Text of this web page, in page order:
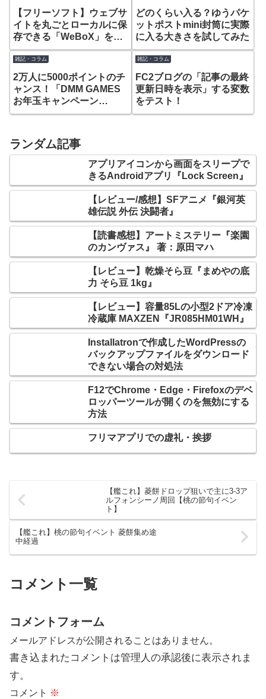
【フリーソフト】ウェブサ
イトを丸ごとローカルに保
存できる「WeBoX」を試
してみた
どのくらい入る？ゆうパケ
ットポストmini封筒に実際
に入る大きさを試してみた
雑記・コラム
2万人に5000ポイントのチ
ャンス！「DMM GAMES
お年玉キャンペーン
(2018)」
雑記・コラム
FC2ブログの「記事の最終
更新日時を表示」する変数
をテスト！
ランダム記事
アプリアイコンから画面をスリープで
きるAndroidアプリ『Lock Screen』
【レビュー/感想】SFアニメ『銀河英
雄伝説 外伝 決闘者』
【読書感想】アートミステリー『楽園
のカンヴァス』 著：原田マハ
【レビュー】乾燥そら豆『まめやの底
力 そら豆 1kg』
【レビュー】容量85Lの小型2ドア冷凍
冷蔵庫 MAXZEN『JR085HM01WH』
Installatronで作成したWordPressの
バックアップファイルをダウンロード
できない場合の対処法
F12でChrome・Edge・Firefoxのデベ
ロッパーツールが開くのを無効にする
方法
フリマアプリでの虚礼・挨拶
【艦これ】菱餅ドロップ狙いで主に3-3ア
ルフォンシーノ周回【桃の節句イベン
ト】
【艦これ】桃の節句イベント 菱餅集め途
中経過
コメント一覧
コメントフォーム
メールアドレスが公開されることはありません。
書き込まれたコメントは管理人の承認後に表示されま
す。
コメント ※